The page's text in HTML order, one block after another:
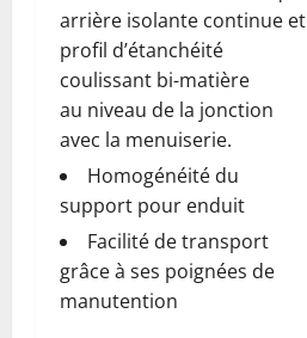
arrière isolante continue et
profil d’étanchéité
coulissant bi-matière
au niveau de la jonction
avec la menuiserie.
Homogénéité du
support pour enduit
Facilité de transport
grâce à ses poignées de
manutention